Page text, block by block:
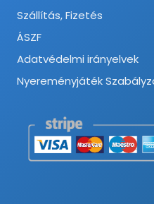
Szállítás, Fizetés
ÁSZF
Adatvédelmi irányelvek
Nyereményjáték